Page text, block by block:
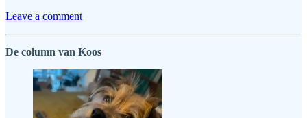
Leave a comment
De column van Koos